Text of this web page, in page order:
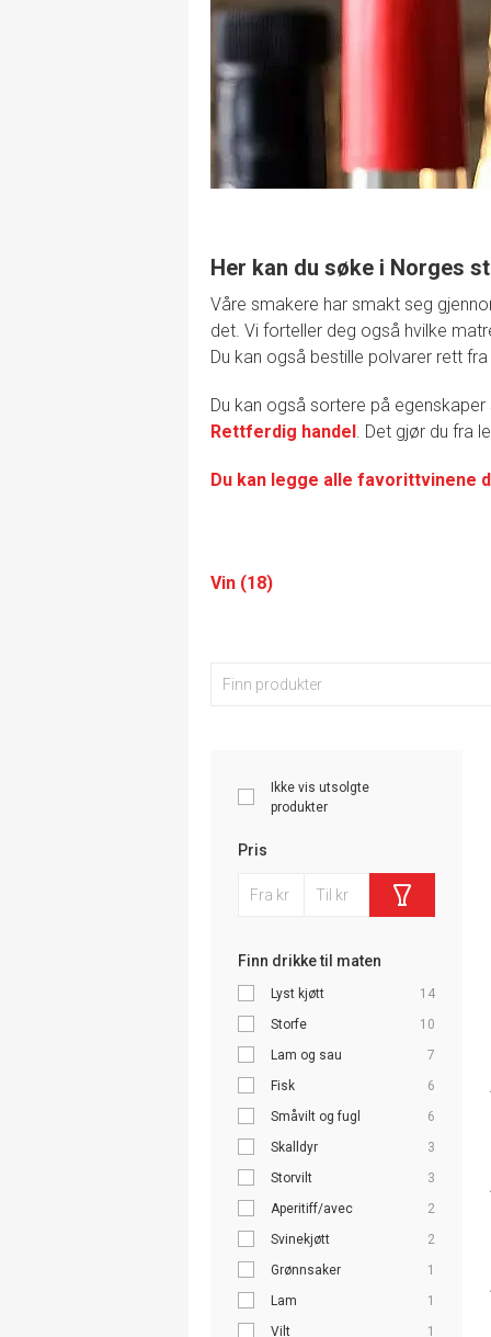
Her kan du søke i Norges
Våre smakere har smakt seg
det. Vi forteller deg også hvilke
Du kan også bestille polvarer rett fra
Du kan også sortere på egenskaper
Rettferdig handel. Det gjør du fra
Du kan legge alle favorittvinene
Vin (18)
Ikke vis utsolgte
produkter
Pris
Finn drikke til maten
Lyst kjøtt
14
Storfe
10
Lam og sau
7
Fisk
6
Småvilt og fugl
6
Skalldyr
3
Storvilt
3
Aperitiff/avec
2
Svinekjøtt
2
Grønnsaker
1
Lam
1
Vilt
1